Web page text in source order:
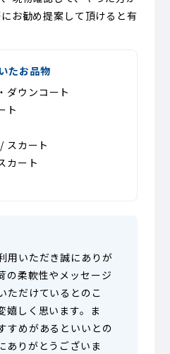
お勧め提案して頂けると有
たお品物
ダウンコート
ト
スカート
カート
用いただき誠にありが
の柔軟性やメッセージ
ただけているとのこ
嬉しく思います。ま
すめがあるといいとの
ありがとうございま